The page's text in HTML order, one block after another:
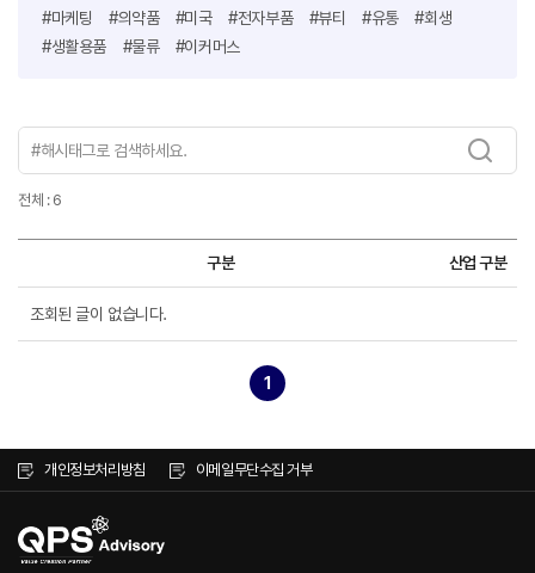
#마케팅
#의약품 #미국 #전자부품 #뷰티 #유통
#회생
#생활용품
#물류 #이커머스
전체 : 6
구분 산업 구분
조회된 글이 없습니다.
1
개인정보처리방침 이메일무단수집 거부